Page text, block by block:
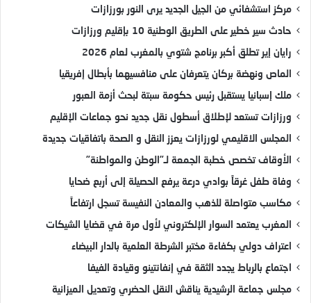
مركز استشفائي من الجيل الجديد يرى النور بورزازات
حادث سير خطير على الطريق الوطنية 10 بإقليم ورزازات
رايان إير تطلق أكبر برنامج شتوي بالمغرب لعام 2026
الماص ونهضة بركان يتعرفان على منافسيهما بأبطال إفريقيا
ملك إسبانيا يستقبل رئيس حكومة سبتة لبحث أزمة العبور
ورزازات تستعد لإطلاق أسطول نقل جديد نحو جماعات الإقليم
المجلس الاقليمي لورزازات يعزز النقل و الصحة باتفاقيات جديدة
الأوقاف تخصص خطبة الجمعة لـ”الوطن والمواطنة”
وفاة طفل غرقاً بوادي درعة يرفع الحصيلة إلى أربع ضحايا
مكاسب متواصلة للذهب والمعادن النفيسة تسجل ارتفاعاً
المغرب يعتمد السوار الإلكتروني لأول مرة في قضايا الشيكات
اعتراف دولي بكفاءة مختبر الشرطة العلمية بالدار البيضاء
اجتماع بالرباط يجدد الثقة في إنفانتينو وقيادة الفيفا
مجلس جماعة الرشيدية يناقش النقل الحضري وتعديل الميزانية